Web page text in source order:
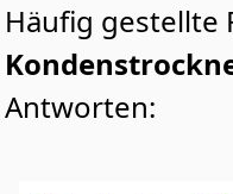
Häufig gestellte
Antworten: